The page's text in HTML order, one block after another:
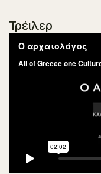
Τρέιλερ